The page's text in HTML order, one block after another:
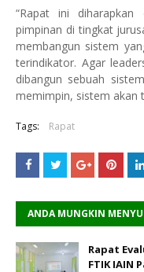
“Rapat ini diharapkan
pimpinan di tingkat
membangun sistem
terindikator. Agar
dibangun sebuah
memimpin, sistem akan
Tags: Rapat
ANDA MUNGKIN
Rapat
FTIK IAIN